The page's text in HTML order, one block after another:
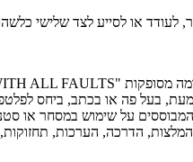
או לסייע לצד שלישי
בעל פה או בכתב, ביחס
על שימוש במסחר או
הדרכה, הערכות, תחזוקות,